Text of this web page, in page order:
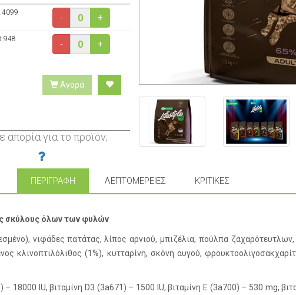
- +
- +
Αγορά
απορία για το προϊόν;
ΠΕΡΙΓΡΑΦΉ ΛΕΠΤΟΜΈΡΕΙΕΣ ΚΡΙΤΙΚΈΣ
σκύλους όλων των φυλών
νιφάδες πατάτας, λίπος αρνιού, μπιζέλια, πούλπα
κλινοπτιλόλιθος (1%), κυτταρίνη, σκόνη αυγού,
18000 IU, βιταμίνη D3 (3a671) – 1500 IU, βιταμίνη E (3a700) – 530 mg,